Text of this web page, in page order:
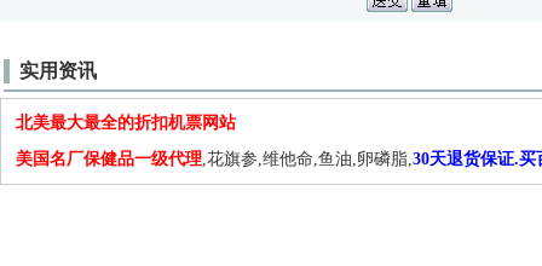
实用资讯
北美最大最全的折扣机票网站
美国名厂保健品一级代理,花旗参,维他命,鱼油,卵磷脂,30天退货保证.买